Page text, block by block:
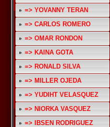
=> YOVANNY TERAN
=> CARLOS ROMERO
=> OMAR RONDON
=> KAINA GOTA
=> RONALD SILVA
=> MILLER OJEDA
=> YUDIHT VELASQUEZ
=> NIORKA VASQUEZ
=> IBSEN RODRIGUEZ